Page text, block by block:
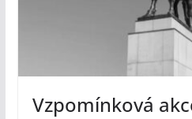
Vzpomínková